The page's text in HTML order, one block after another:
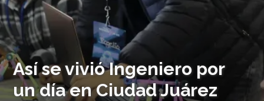
Así se vivió Ingeniero por
un día en Ciudad Juárez